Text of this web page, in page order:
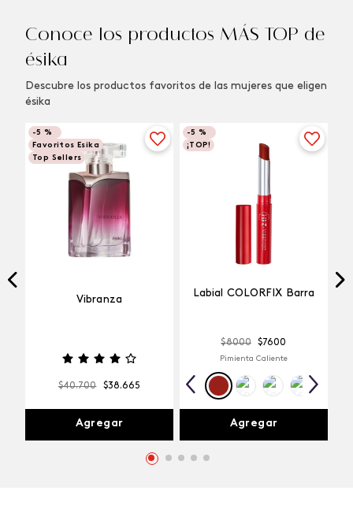
Conoce los productos MÁS TOP de
ésika
Descubre los productos favoritos de las mujeres que eligen
ésika
-5 %
Favoritos Esika
Top Sellers
Vibranza
$40.700 $38.665
Agregar
-5 %
¡TOP!
Labial COLORFIX Barra
$8000 $7600
Pimienta Caliente
Agregar